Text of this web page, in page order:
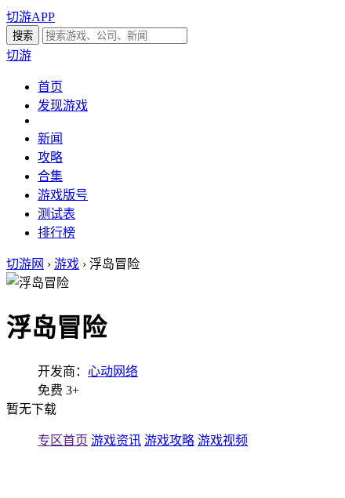
切游APP
切游
首页
发现游戏
新闻
攻略
合集
游戏版号
测试表
排行榜
切游网 › 游戏 › 浮岛冒险
浮岛冒险
开发商： 心动网络
免费 3+
暂无下载
专区首页 游戏资讯 游戏攻略 游戏视频